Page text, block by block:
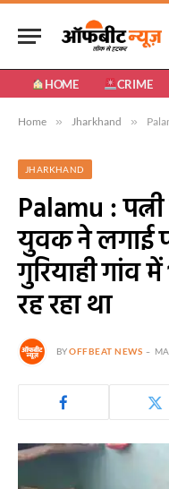
HOME CRIME
Home » Jharkhand » Palamu
JHARKHAND
Palamu :
युवक ने लगाई
गुरियाही गांव
रह रहा था
BYOFFBEAT NEWS